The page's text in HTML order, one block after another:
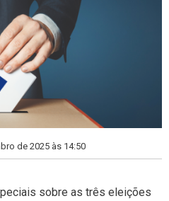
de 2025 às 14:50
sobre as três eleições